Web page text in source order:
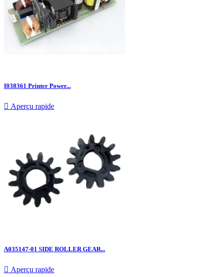
I038361 Printer Power...
 Aperçu rapide
A035147-01 SIDE ROLLER GEAR...
 Aperçu rapide